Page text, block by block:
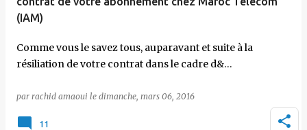
(IAM)
Comme vous le savez tous, auparavant et suite à la
résiliation de votre contrat dans le cadre d&…
par rachid amaoui le dimanche, mars 06, 2016
11